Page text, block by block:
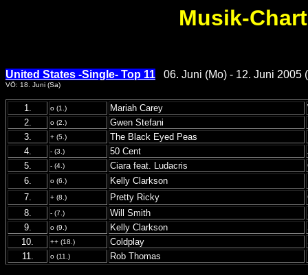
Musik-
United States -Single- Top 11 06. Juni (Mo) - 12. Juni 2005
VÖ: 18. Juni (Sa)
1. o (1.) Mariah Carey
2.
o (2.) Gwen Stefani
3.
+ (5.) The Black Eyed Peas
4.
- (3.) 50 Cent
5.
- (4.) Ciara feat. Ludacris
6.
o (6.) Kelly Clarkson
7.
+ (8.) Pretty Ricky
8.
- (7.) Will Smith
9.
o (9.) Kelly Clarkson
10.
++ (18.) Coldplay
11.
o (11.) Rob Thomas